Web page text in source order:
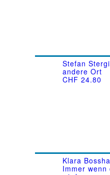
Stefan
andere Ort
CHF 24.80
Klara
Immer wenn